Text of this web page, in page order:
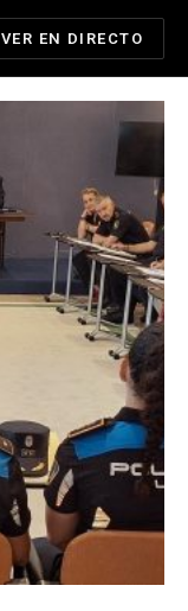
VER EN DIRECTO